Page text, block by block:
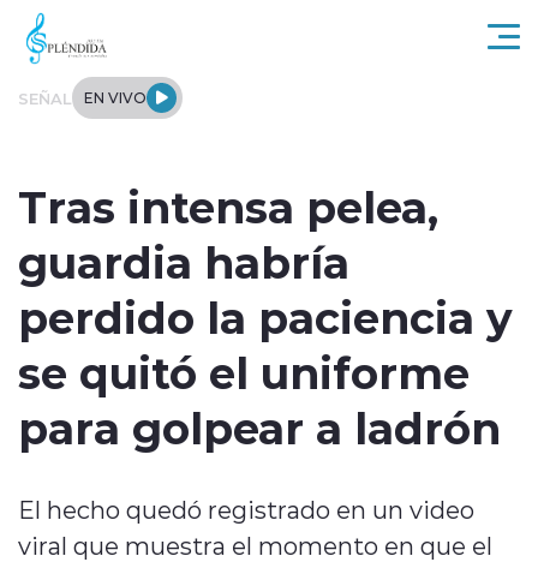
Click acá para ir directamente al contenido
SEÑAL EN VIVO
Tendencias
Internacional
Entrevistas
Tras intensa pelea,
guardia habría
perdido la paciencia y
se quitó el uniforme
para golpear a ladrón
El hecho quedó registrado en un video
viral que muestra el momento en que el